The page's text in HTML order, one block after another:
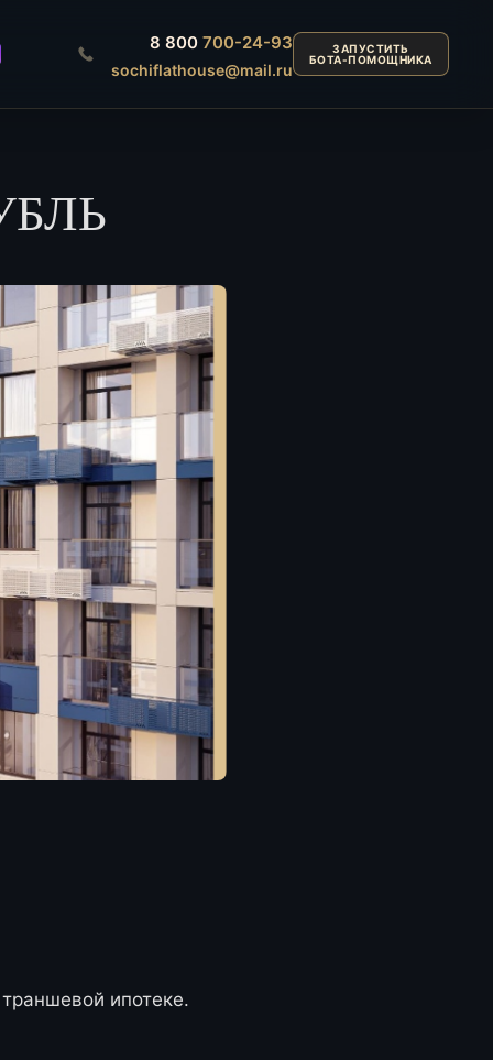
8 800700-24-93
sochiflathouse@mail.ru
ЗАПУСТИТЬ
БОТА-ПОМОЩНИКА
ипотеке.